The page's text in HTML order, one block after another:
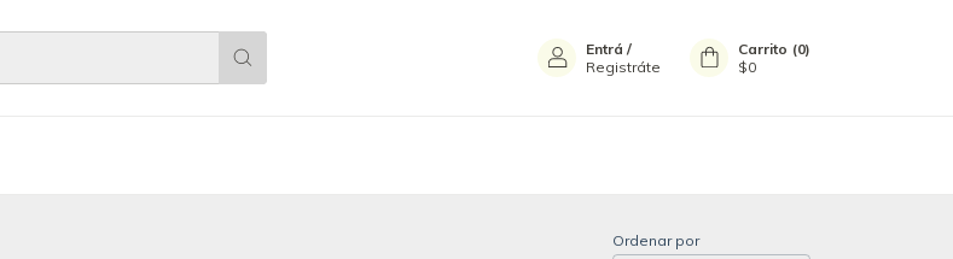
Entrá /
Registráte
Carrito (0)
$0
Ordenar por